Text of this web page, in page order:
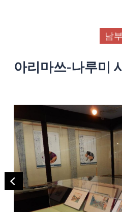
남부
아리마쓰-나루미